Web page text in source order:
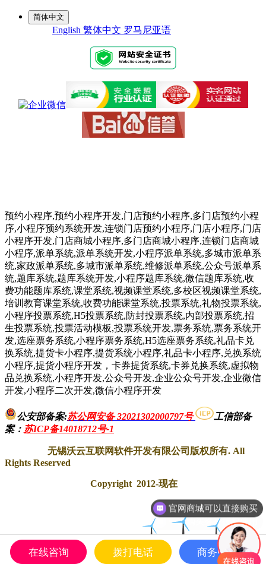
简体中文
English 繁体中文 罗马尼亚语
预约小程序,预约小程序开发,门店预约小程序,多门店预约小程
序,小程序预约系统开发,连锁门店预约小程序,门店小程序,门店
小程序开发,门店商城小程序,多门店商城小程序,连锁门店商城
小程序,派单系统,派单系统开发,小程序派单系统,多城市派单系
统,家政派单系统,多城市派单系统,维修派单系统,公众号派单系
统,题库系统,题库系统开发,小程序题库系统,微信题库系统,收
费功能题库系统,课堂系统,视频课堂系统,多校区视频课堂系统,
培训教育课堂系统,收费功能课堂系统,投票系统,礼物投票系统,
小程序投票系统,H5投票系统,防封投票系统,内部投票系统,招
生投票系统,投票活动模板,投票系统开发,票务系统,票务系统开
发,选座票务系统,小程序票务系统,H5选座票务系统,礼品卡兑
换系统,提货卡小程序,提货系统小程序,礼品卡小程序,兑换系统
小程序,提货小程序开发，卡券提货系统,卡券兑换系统,虚拟物
品兑换系统,小程序开发,公众号开发,企业公众号开发,企业微信
开发,小程序二次开发,微信小程序开发
公安部备案:苏公网安备 32021302000797号
工信部备
案： 苏ICP备14018712号-1
无锡沃云互联网软件开发有限公司版权所有. All
Rights Reserved
Copyright 2012-现在
QQ客服
一次购买终身授权使用
在线咨询 拨打电话 商务中心